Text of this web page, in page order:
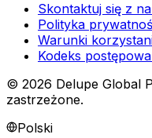
Skontaktuj się z
Polityka
Warunki
Kodeks
© 2026 Delupe Global
zastrzeżone.
Polski